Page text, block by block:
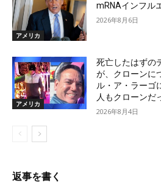
アメリカ
mRNAインフル
2026年8月6日
アメリカ
死亡したはずの
が、クローンに
ル・ア・ラー
人もクローンだ
2026年8月4日
返事を書く